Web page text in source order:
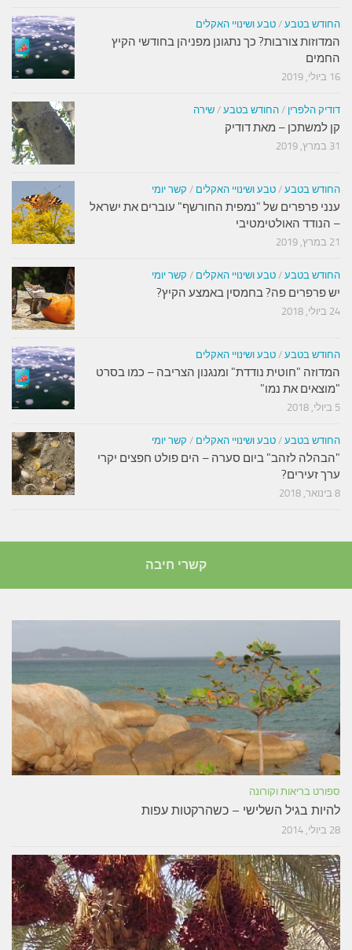
החודש בטבע / טבע ושינויי האקלים
המדוזות צורבות? כך נתגונן מפניהן בחודשי הקיץ
החמים
16 ביולי, 2019
דודיק הלפרין / החודש בטבע / שירה
קן למשתכן – מאת דודיק
31 במרץ, 2019
החודש בטבע / טבע ושינויי האקלים / קשר יומי
ענני פרפרים של "נמפית החורשף" עוברים את ישראל
– הנודד האולטימטיבי
21 במרץ, 2019
החודש בטבע / טבע ושינויי האקלים / קשר יומי
יש פרפרים פה? בחמסין באמצע הקיץ?
24 ביולי, 2018
החודש בטבע / טבע ושינויי האקלים
המדוזה "חוטית נודדת" ומנגנון הצריבה – כמו בסרט
"מוצאים את נמו"
5 ביולי, 2018
החודש בטבע / טבע ושינויי האקלים / קשר יומי
"הבהלה לזהב" ביום סערה – הים פולט חפצים יקרי
ערך זעירים?
8 בינואר, 2018
קשרי חיבה
ספורט בריאות וקורונה
להיות בגיל השלישי – כשהרקטות עפות
28 ביולי, 2014